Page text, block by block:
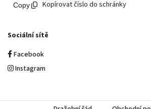
Kopírovat číslo do schránky
Sociální sítě
Facebook
Instagram